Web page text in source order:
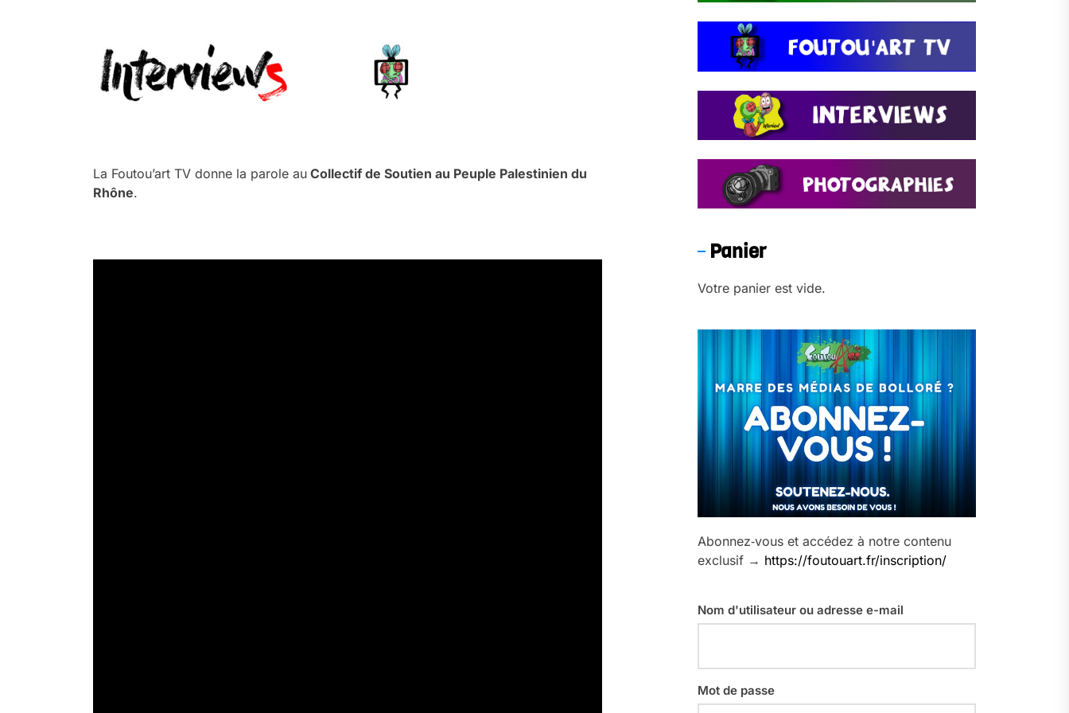
La Foutou’art TV donne la parole au Collectif de Soutien au Peuple Palestinien du
Rhône.
Panier
Votre panier est vide.
Abonnez‑vous et accédez à notre contenu
exclusif → https://foutouart.fr/inscription/
Nom d'utilisateur ou adresse e-mail
Mot de passe